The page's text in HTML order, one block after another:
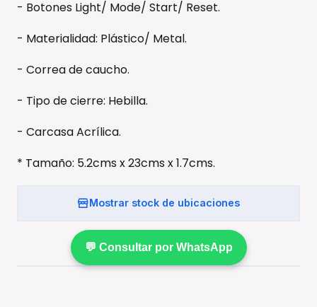
- Botones Light/ Mode/ Start/ Reset.
- Materialidad: Plástico/ Metal.
- Correa de caucho.
- Tipo de cierre: Hebilla.
- Carcasa Acrílica.
* Tamaño: 5.2cms x 23cms x 1.7cms.
Mostrar stock de ubicaciones
💬 Consultar por WhatsApp